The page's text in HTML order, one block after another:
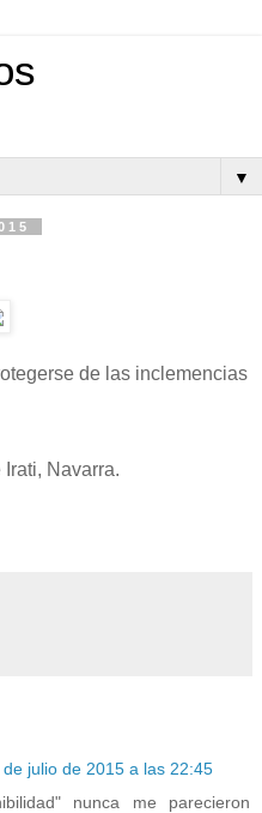
▼
de las inclemencias
Navarra.
de julio de 2015 a las 22:45
nunca me parecieron